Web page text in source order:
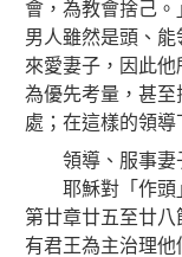
會，為教會捨己。
男人雖然是頭、能
來愛妻子，因此
為優先考量，甚
處；在這樣的領導
領導、服事妻
耶穌對「作頭
第廿章廿五至廿
有君王為主治理